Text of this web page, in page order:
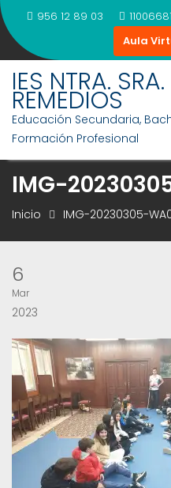
Saltar
al
contenido
956 12 89 03
Aula
IES NTRA.
REMEDIOS
Educación Secundaria,
Formación Profesional
IMG-
Inicio IMG-20230305-
6
Mar
2023